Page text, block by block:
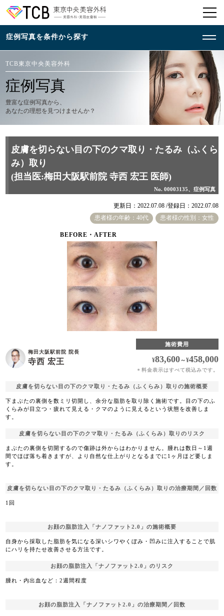
TCB東京中央美容外科
症例写真
豊富な症例写真から、
あなたの理想を見つけませんか？
皮膚を切らない目の下のクマ取り・たるみ（ふくら
み）取り
(担当医:梅田大阪駅前院 寺西 宏王 医師)
No. 00003135、症例写真
患者様の年齢：40代 患者様の性別：女性
更新日：2022.07.08 /登録日：2022.07.08
BEFORE・AFTER
梅田大阪駅前院 院長
寺西 宏王
施術費用
¥83,600～¥458,000
＊ 料金表示はすべて税込みです。
皮膚を切らない目の下のクマ取り・たるみ（ふくらみ）取りの施術概要
下まぶたの裏側を数ミリ切開し、余分な脂肪を取り除く施術です。目の下のふ
くらみが目立つ・疲れて見える・クマのように見えるという状態を改善しま
す。
皮膚を切らない目の下のクマ取り・たるみ（ふくらみ）取りのリスク
まぶたの裏側を切開するので傷跡は外からはわかりません。腫れは数日～1週
間でほぼ落ち着きますが、より自然な仕上がりとなるまでに1ヶ月ほど要しま
す。
皮膚を切らない目の下のクマ取り・たるみ（ふくらみ）取りの治療期間／回数
1回
お顔の脂肪注入「ナノファット2.0」の施術概要
自身から採取した脂肪を気になる深いシワやくぼみ・凹みに注入することで肌
にハリを持たせ改善させる方法です。
お顔の脂肪注入「ナノファット2.0」のリスク
腫れ・内出血など：2週間程度
お顔の脂肪注入「ナノファット2.0」の治療期間／回数